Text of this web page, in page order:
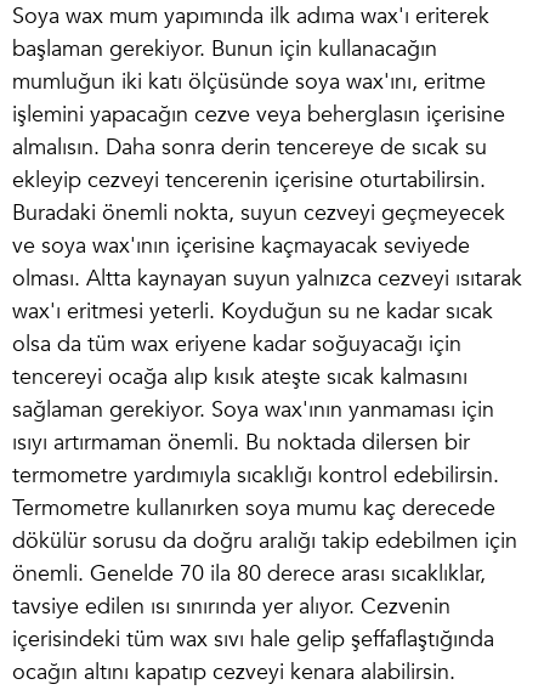
Soya wax mum yapımında ilk adıma wax'ı eriterek
başlaman gerekiyor. Bunun için kullanacağın
mumluğun iki katı ölçüsünde soya wax'ını, eritme
işlemini yapacağın cezve veya beherglasın içerisine
almalısın. Daha sonra derin tencereye de sıcak su
ekleyip cezveyi tencerenin içerisine oturtabilirsin.
Buradaki önemli nokta, suyun cezveyi geçmeyecek
ve soya wax'ının içerisine kaçmayacak seviyede
olması. Altta kaynayan suyun yalnızca cezveyi ısıtarak
wax'ı eritmesi yeterli. Koyduğun su ne kadar sıcak
olsa da tüm wax eriyene kadar soğuyacağı için
tencereyi ocağa alıp kısık ateşte sıcak kalmasını
sağlaman gerekiyor. Soya wax'ının yanmaması için
ısıyı artırmaman önemli. Bu noktada dilersen bir
termometre yardımıyla sıcaklığı kontrol edebilirsin.
Termometre kullanırken soya mumu kaç derecede
dökülür sorusu da doğru aralığı takip edebilmen için
önemli. Genelde 70 ila 80 derece arası sıcaklıklar,
tavsiye edilen ısı sınırında yer alıyor. Cezvenin
içerisindeki tüm wax sıvı hale gelip şeffaflaştığında
ocağın altını kapatıp cezveyi kenara alabilirsin.